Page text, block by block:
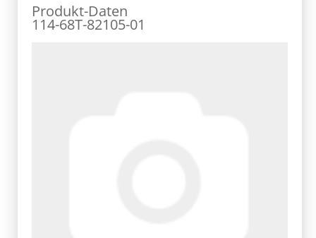
Produkt-Daten
114-68T-82105-01